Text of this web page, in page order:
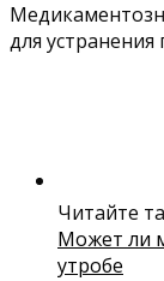
для устранения
Читайте
Может ли
утробе